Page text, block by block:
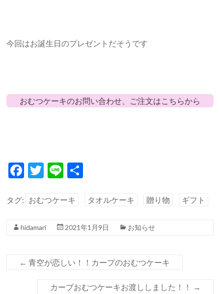
今回はお誕生日のプレゼントだそうです
おむつケーキのお問い合わせ、ご注文はこちらから
F
e
o
k
T
itt
Li
e
タグ: おむつケーキ タオルケーキ 贈り物 ギフト
hidamari 2021年1月9日 お知らせ
← 青空が恋しい！！カープのおむつケーキ
カープおむつケーキお渡ししました！！ →